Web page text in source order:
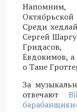
Среди
Сергей
Гридасов,
Евдокимов, а
о Тане
За
отвечают